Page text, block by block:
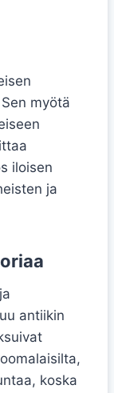
myötä
iloisen
ja
antiikin
koska